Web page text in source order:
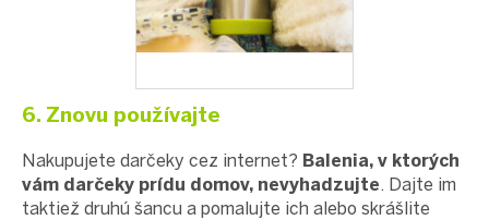
6. Znovu používajte
Nakupujete darčeky cez internet? Balenia, v ktorých
vám darčeky prídu domov, nevyhadzujte. Dajte im
taktiež druhú šancu a pomalujte ich alebo skrášlite